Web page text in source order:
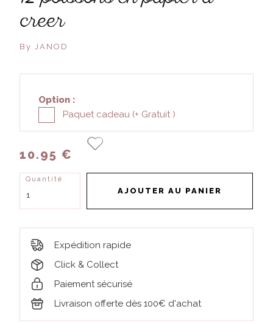
creer
By JANOD
Option :
Paquet cadeau (+ Gratuit )
10.95 €
Quantité
AJOUTER AU PANIER
Expédition rapide
Click & Collect
Paiement sécurisé
Livraison offerte dès 100€ d'achat